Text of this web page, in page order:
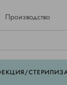
Производство